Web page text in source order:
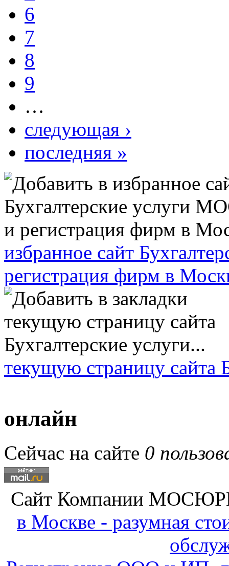
6
7
8
9
…
следующая ›
последняя »
избранное сайт
регистрация фирм в
текущую страницу сайта
онлайн
Сейчас на сайте 0
Сайт Компании
в Москве - разумная